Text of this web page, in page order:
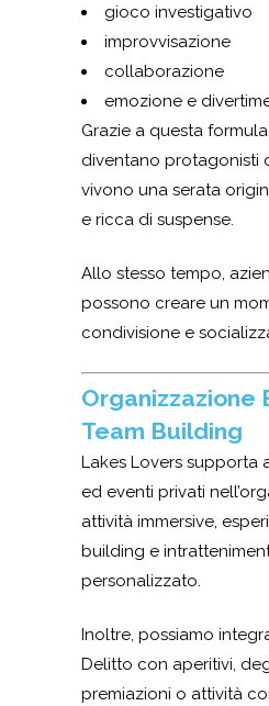
gioco investigativo
improvvisazione
collaborazione
emozione e
Grazie a questa
diventano protagonisti
vivono una serata
e ricca di suspense.
Allo stesso tempo,
possono creare un
condivisione e
Organizzazione
Team Building
Lakes Lovers supporta
ed eventi privati
attività immersive,
building e
personalizzato.
Inoltre, possiamo
Delitto con aperitivi,
premiazioni o attività